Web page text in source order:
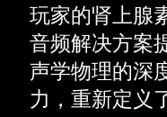
玩家的肾上腺
音频解决方案
声学物理的深
力，重新定义